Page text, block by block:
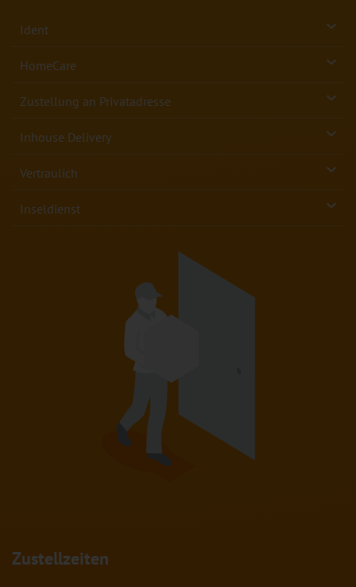
Ident
HomeCare
Zustellung an Privatadresse
Inhouse Delivery
Vertraulich
Inseldienst
Zustellzeiten